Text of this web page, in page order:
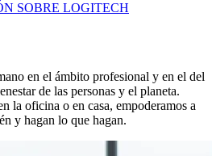
SOBRE LOGITECH
en el ámbito profesional y en el del
de las personas y el planeta.
la oficina o en casa, empoderamos a
y hagan lo que hagan.